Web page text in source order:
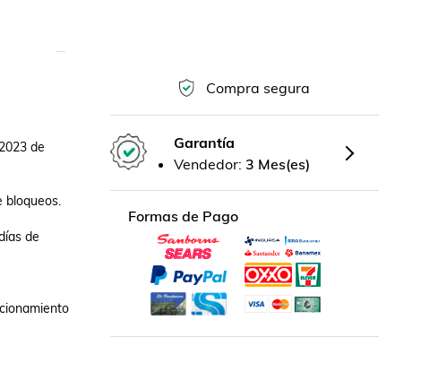
de
bloqueos.
de
Compra segura
Garantía
Vendedor: 3 Mes(es)
Formas de Pago